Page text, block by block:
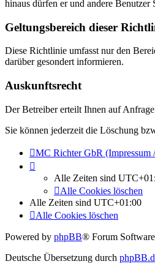
hinaus dürfen er und andere
Geltungsbereich dieser
Diese Richtlinie umfasst nur den
darüber gesondert informieren.
Auskunftsrecht
Der Betreiber erteilt Ihnen auf
Sie können jederzeit die Löschung
MC Richter GbR (Impressum
Alle Zeiten sind
Alle Cookies löschen
Alle Zeiten sind UTC+01:00
Alle Cookies löschen
Powered by phpBB® Forum
Deutsche Übersetzung durch